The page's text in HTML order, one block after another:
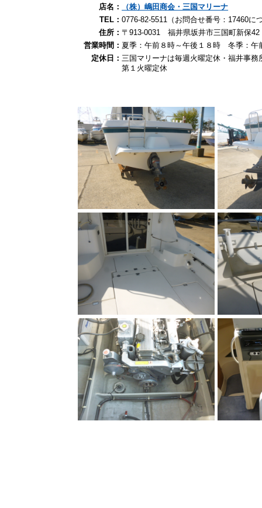
店名：
（株）嶋田商会・三国マリーナ
TEL：0776-82-5511（お問合せ番号：17460に
住所：〒913-0031 福井県坂井市三国町新保42
営業時間： 夏季：午前８時～午後１８時 冬季：午
定休日： 三国マリーナは毎週火曜定休・福井事
第１火曜定休